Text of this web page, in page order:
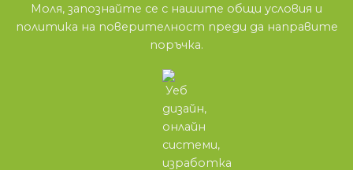
Моля, запознайте се с нашите общи условия и
политика на поверителност преди да направите
поръчка.